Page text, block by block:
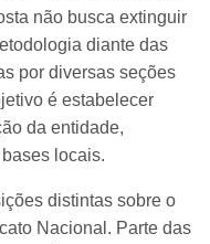
não busca extinguir
diante das
por diversas seções
é estabelecer
da entidade,
locais.
distintas sobre o
Nacional. Parte das